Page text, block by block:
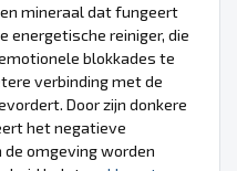
mineraal dat fungeert
energetische reiniger, die
blokkades te
verbinding met de
Door zijn donkere
het negatieve
omgeving worden